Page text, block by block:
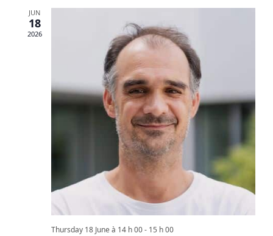
JUN
18
2026
Thursday 18 June à 14 h 00- 15 h 00